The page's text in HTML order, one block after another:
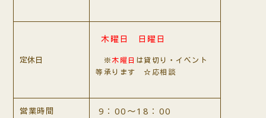
定休日
木曜日 日曜日
※木曜日 は貸切り・イベント
等承ります ☆応相談
営業時間 9：00～18：00